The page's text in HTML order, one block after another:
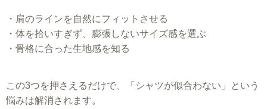
・肩のラインを自然にフィットさせる
・体を拾いすぎず、膨張しないサイズ感を選ぶ
・骨格に合った生地感を知る
この3つを押さえるだけで、「シャツが似合わない」という
悩みは解消されます。